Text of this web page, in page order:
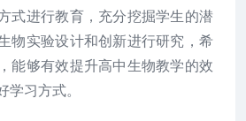
式进行教育，充分挖掘学生的潜
物实验设计和创新进行研究，希
能够有效提升高中生物教学的效
学习方式。